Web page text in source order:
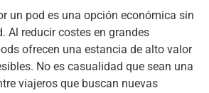
un pod es una opción económica sin
. Al reducir costes en grandes
ofrecen una estancia de alto valor
. No es casualidad que sean una
viajeros que buscan nuevas